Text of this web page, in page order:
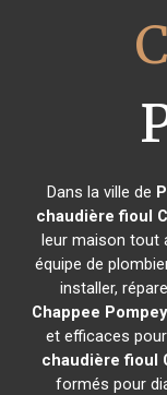
Dans la ville de
chaudière fioul
leur maison tout
équipe de
installer,
Chappee Pompey
et efficaces
chaudière fioul
formés pour